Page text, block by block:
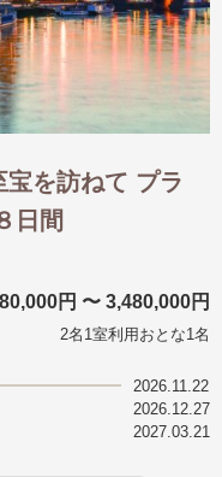
を訪ねて プラ
日間
円 〜 3,480,000円
2名1室利用おとな1名
2026.11.22
2026.12.27
2027.03.21